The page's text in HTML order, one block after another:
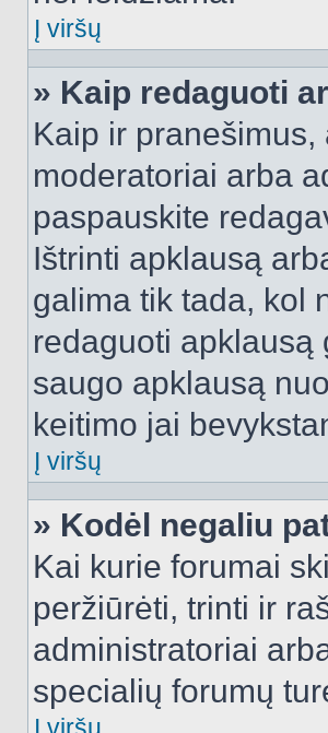
Į viršų
» Kaip redaguoti
Kaip ir
moderatoriai arba
paspauskite
Ištrinti apklausą
galima tik tada, kol
redaguoti apklausą
saugo apklausą
keitimo jai
Į viršų
» Kodėl negaliu
Kai kurie forumai
peržiūrėti, trinti ir
administratoriai
specialių forumų